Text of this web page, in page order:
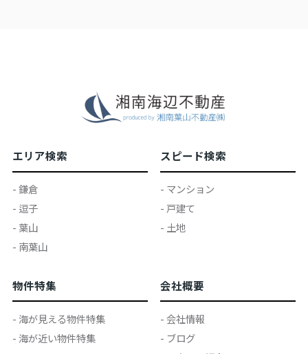
エリア検索
- 鎌倉
- 逗子
- 葉山
- 南葉山
スピード検索
- マンション
- 戸建て
- 土地
物件特集
- 海が見える物件特集
- 海が近い物件特集
会社概要
- 会社情報
- ブログ